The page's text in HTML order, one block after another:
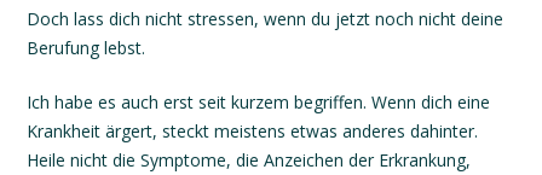
Doch lass dich nicht stressen, wenn du jetzt noch nicht deine
Berufung lebst.
Ich habe es auch erst seit kurzem begriffen. Wenn dich eine
Krankheit ärgert, steckt meistens etwas anderes dahinter.
Heile nicht die Symptome, die Anzeichen der Erkrankung,